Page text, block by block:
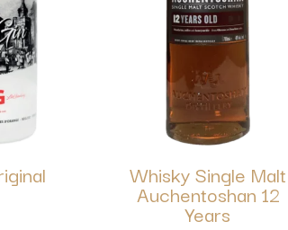
Whisky Single Malt
Auchentoshan 12
Years